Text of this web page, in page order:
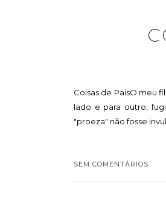
Coisas de PaisO meu
lado e para outro,
"proeza" não fosse
SEM COMENTÁRIOS